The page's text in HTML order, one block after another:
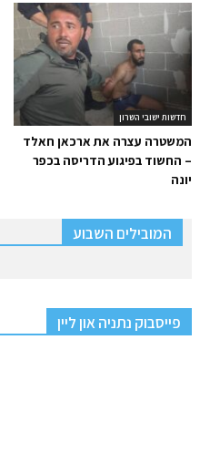
חדשות ישובי השרון
המשטרה עצרה את ארכאן חאלד
– החשוד בפיגוע הדריסה בכפר
יונה
המובילים השבוע
פייסבוק נתניה און ליין